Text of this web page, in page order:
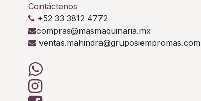
Contáctenos
+52 33 3812 4772
compras@masmaquinaria.mx
ventas.mahindra@gruposiempromas.com